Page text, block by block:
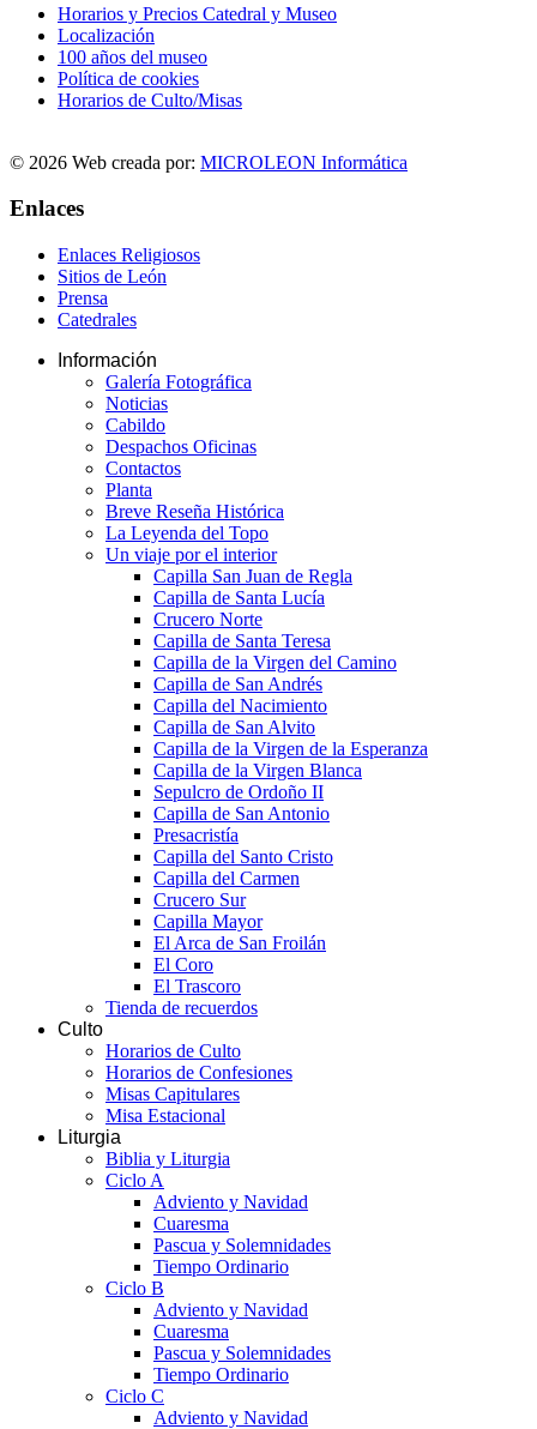
Horarios y Precios Catedral y Museo
Localización
100 años del museo
Política de cookies
Horarios de Culto/Misas
© 2026 Web creada por: MICROLEON Informática
Enlaces
Enlaces Religiosos
Sitios de León
Prensa
Catedrales
Información
Galería Fotográfica
Noticias
Cabildo
Despachos Oficinas
Contactos
Planta
Breve Reseña Histórica
La Leyenda del Topo
Un viaje por el interior
Capilla San Juan de Regla
Capilla de Santa Lucía
Crucero Norte
Capilla de Santa Teresa
Capilla de la Virgen del Camino
Capilla de San Andrés
Capilla del Nacimiento
Capilla de San Alvito
Capilla de la Virgen de la Esperanza
Capilla de la Virgen Blanca
Sepulcro de Ordoño II
Capilla de San Antonio
Presacristía
Capilla del Santo Cristo
Capilla del Carmen
Crucero Sur
Capilla Mayor
El Arca de San Froilán
El Coro
El Trascoro
Tienda de recuerdos
Culto
Horarios de Culto
Horarios de Confesiones
Misas Capitulares
Misa Estacional
Liturgia
Biblia y Liturgia
Ciclo A
Adviento y Navidad
Cuaresma
Pascua y Solemnidades
Tiempo Ordinario
Ciclo B
Adviento y Navidad
Cuaresma
Pascua y Solemnidades
Tiempo Ordinario
Ciclo C
Adviento y Navidad